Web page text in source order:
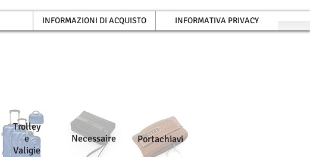
INFORMAZIONI DI ACQUISTO INFORMATIVA PRIVACY
Trolley
e
Valigie
Necessaire Portachiavi